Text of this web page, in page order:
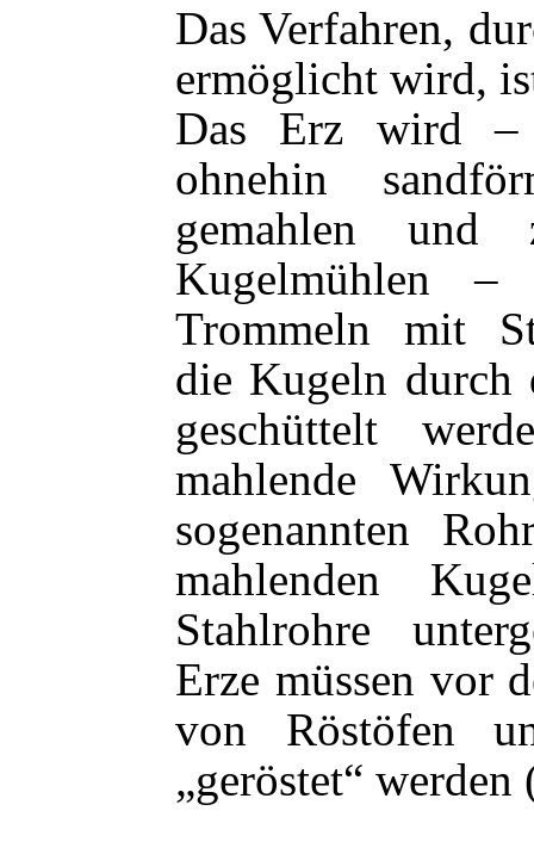
Das Verfahren,
ermöglicht wird,
Das Erz wird –
ohnehin
gemahlen und
Kugelmühlen –
Trommeln mit
die Kugeln durch
geschüttelt
mahlende
sogenannten
mahlenden
Stahlrohre
Erze müssen vor
von Röstöfen
„geröstet“